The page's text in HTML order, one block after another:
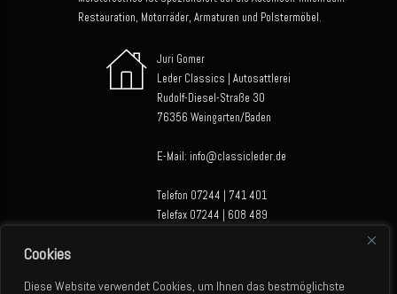
Cookies
Diese Website verwendet Cookies, um Ihnen das bestmöglichste
Restauration, Motorräder, Armaturen und Polstermöbel.
Juri Gomer
Leder Classics | Autosattlerei
Rudolf-Diesel-Straße 30
76356 Weingarten/Baden
E-Mail: info@classicleder.de
Telefon 07244 | 741 401
Telefax 07244 | 608 489